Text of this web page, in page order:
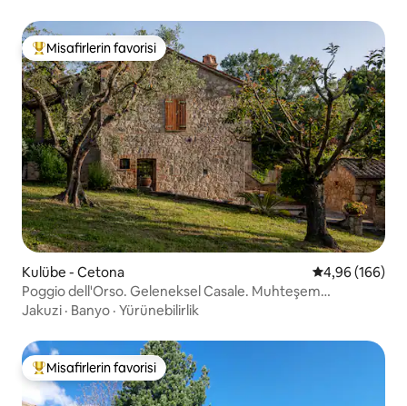
Misafirlerin favorilerinden en beğenilenler arasında
Misafirlerin favorisi
Kulübe - Cetona 5 üzerinden
4,96 (166)
Poggio dell'Orso. Geleneksel Casale. Muhteşem
manzaralar
Jakuzi · Banyo · Yürünebilirlik
Misafirlerin favorilerinden en beğenilenler arasında
Misafirlerin favorisi